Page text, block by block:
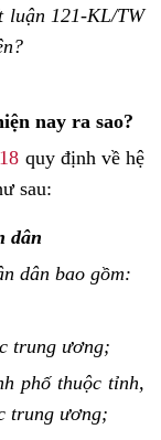
luận 121-KL/TW
nay ra sao?
quy định về hệ
sau:
dân
dân bao gồm:
trung ương;
phố thuộc tỉnh,
trung ương;